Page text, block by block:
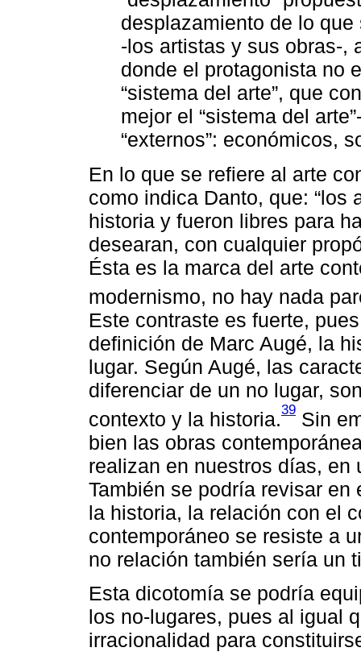
desplazamiento de lo que
-los artistas y sus obras-,
donde el protagonista no
“sistema del arte”, que
mejor el “sistema del
“externos”: económicos,
En lo que se refiere al arte
como indica Danto, que: “los
historia y fueron libres para
desearan, con cualquier
Ésta es la marca del arte
modernismo, no hay nada
Este contraste es fuerte,
definición de Marc Augé, la
lugar. Según Augé, las
diferenciar de un no lugar,
contexto y la historia.39 Sin
bien las obras
realizan en nuestros días, en
También se podría revisar
la historia, la relación con el
contemporáneo se resiste a
no relación también sería un
Esta dicotomía se podría
los no-lugares, pues al igual
irracionalidad para